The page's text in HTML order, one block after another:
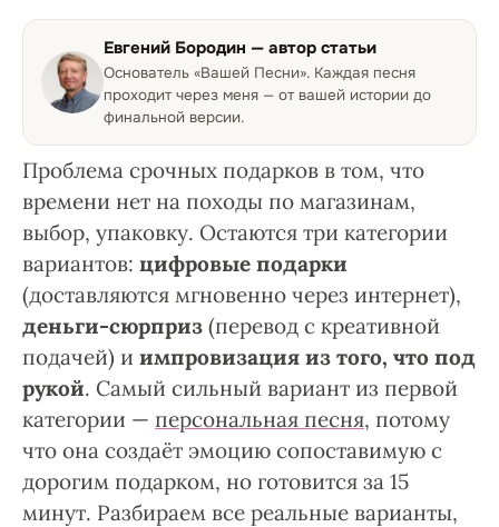
Евгений Бородин — автор статьи
Основатель «Вашей Песни». Каждая песня
проходит через меня — от вашей истории до
финальной версии.
Проблема срочных подарков в том, что
времени нет на походы по магазинам,
выбор, упаковку. Остаются три категории
вариантов: цифровые подарки
(доставляются мгновенно через интернет),
деньги-сюрприз (перевод с креативной
подачей) и импровизация из того, что под
рукой. Самый сильный вариант из первой
категории — персональная песня, потому
что она создаёт эмоцию сопоставимую с
дорогим подарком, но готовится за 15
минут. Разбираем все реальные варианты,